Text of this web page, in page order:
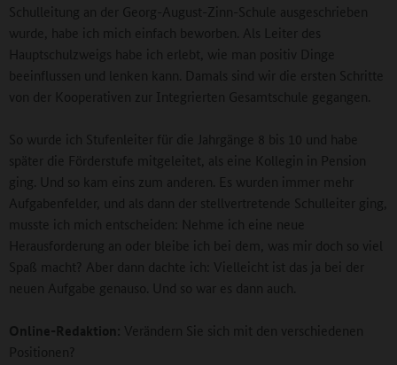
Schulleitung an der Georg-August-Zinn-Schule ausgeschrieben
wurde, habe ich mich einfach beworben. Als Leiter des
Hauptschulzweigs habe ich erlebt, wie man positiv Dinge
beeinflussen und lenken kann. Damals sind wir die ersten Schritte
von der Kooperativen zur Integrierten Gesamtschule gegangen.
So wurde ich Stufenleiter für die Jahrgänge 8 bis 10 und habe
später die Förderstufe mitgeleitet, als eine Kollegin in Pension
ging. Und so kam eins zum anderen. Es wurden immer mehr
Aufgabenfelder, und als dann der stellvertretende Schulleiter ging,
musste ich mich entscheiden: Nehme ich eine neue
Herausforderung an oder bleibe ich bei dem, was mir doch so viel
Spaß macht? Aber dann dachte ich: Vielleicht ist das ja bei der
neuen Aufgabe genauso. Und so war es dann auch.
Online-Redaktion: Verändern Sie sich mit den verschiedenen
Positionen?